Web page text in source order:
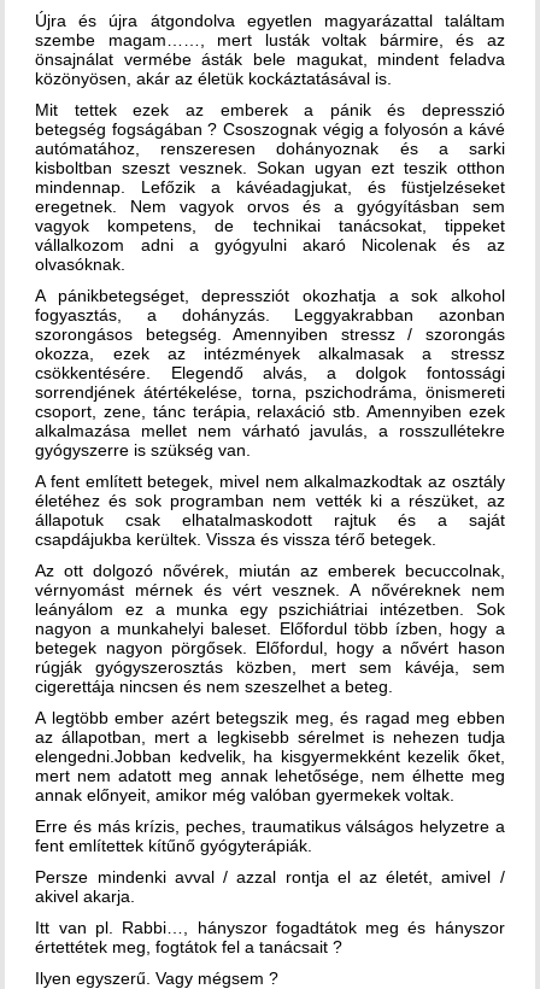
Újra és újra átgondolva egyetlen magyarázattal találtam
szembe magam……, mert lusták voltak bármire, és az
önsajnálat vermébe ásták bele magukat, mindent feladva
közönyösen, akár az életük kockáztatásával is.
Mit tettek ezek az emberek a pánik és depresszió
betegség fogságában ? Csoszognak végig a folyosón a kávé
autómatához, renszeresen dohányoznak és a sarki
kisboltban szeszt vesznek. Sokan ugyan ezt teszik otthon
mindennap. Lefőzik a kávéadagjukat, és füstjelzéseket
eregetnek. Nem vagyok orvos és a gyógyításban sem
vagyok kompetens, de technikai tanácsokat, tippeket
vállalkozom adni a gyógyulni akaró Nicolenak és az
olvasóknak.
A pánikbetegséget, depressziót okozhatja a sok alkohol
fogyasztás, a dohányzás. Leggyakrabban azonban
szorongásos betegség. Amennyiben stressz / szorongás
okozza, ezek az intézmények alkalmasak a stressz
csökkentésére. Elegendő alvás, a dolgok fontossági
sorrendjének átértékelése, torna, pszichodráma, önismereti
csoport, zene, tánc terápia, relaxáció stb. Amennyiben ezek
alkalmazása mellet nem várható javulás, a rosszullétekre
gyógyszerre is szükség van.
A fent említett betegek, mivel nem alkalmazkodtak az osztály
életéhez és sok programban nem vették ki a részüket, az
állapotuk csak elhatalmaskodott rajtuk és a saját
csapdájukba kerültek. Vissza és vissza térő betegek.
Az ott dolgozó nővérek, miután az emberek becuccolnak,
vérnyomást mérnek és vért vesznek. A nővéreknek nem
leányálom ez a munka egy pszichiátriai intézetben. Sok
nagyon a munkahelyi baleset. Előfordul több ízben, hogy a
betegek nagyon pörgősek. Előfordul, hogy a nővért hason
rúgják gyógyszerosztás közben, mert sem kávéja, sem
cigerettája nincsen és nem szeszelhet a beteg.
A legtöbb ember azért betegszik meg, és ragad meg ebben
az állapotban, mert a legkisebb sérelmet is nehezen tudja
elengedni.Jobban kedvelik, ha kisgyermekként kezelik őket,
mert nem adatott meg annak lehetősége, nem élhette meg
annak előnyeit, amikor még valóban gyermekek voltak.
Erre és más krízis, peches, traumatikus válságos helyzetre a
fent említettek kítűnő gyógyterápiák.
Persze mindenki avval / azzal rontja el az életét, amivel /
akivel akarja.
Itt van pl. Rabbi…, hányszor fogadtátok meg és hányszor
értettétek meg, fogtátok fel a tanácsait ?
Ilyen egyszerű. Vagy mégsem ?